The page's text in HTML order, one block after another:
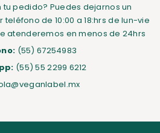
pedido? Puedes dejarnos un
de 10:00 a 18:hrs de lun-vie
atenderemos en menos de 24hrs
(55) 67254983
(55) 55 2299 6212